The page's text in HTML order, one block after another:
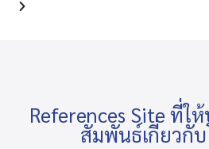
References Site ที่ใ
สัมพันธ์เกี่ยวกับ